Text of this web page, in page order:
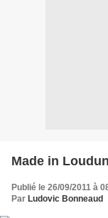
Made in Loudun
Publié le 26/09/2011 à
Par Ludovic Bonneaud